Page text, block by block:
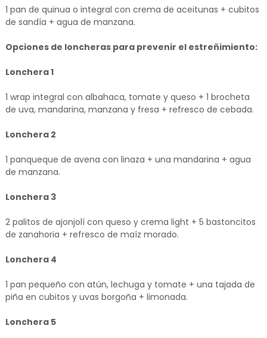
1 pan de quinua o integral con crema de aceitunas + cubitos
de sandía + agua de manzana.
Opciones de loncheras para prevenir el estreñimiento:
Lonchera 1
1 wrap integral con albahaca, tomate y queso + 1 brocheta
de uva, mandarina, manzana y fresa + refresco de cebada.
Lonchera 2
1 panqueque de avena con linaza + una mandarina + agua
de manzana.
Lonchera 3
2 palitos de ajonjolí con queso y crema light + 5 bastoncitos
de zanahoria + refresco de maíz morado.
Lonchera 4
1 pan pequeño con atún, lechuga y tomate + una tajada de
piña en cubitos y uvas borgoña + limonada.
Lonchera 5